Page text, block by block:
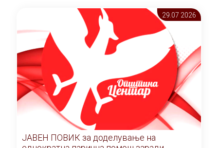
29.07 2026
ЈАВЕН ПОВИК за доделување на